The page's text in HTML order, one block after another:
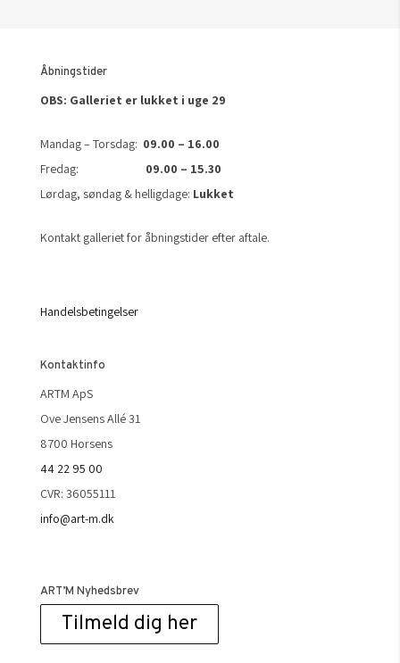
Åbningstider
OBS: Galleriet er lukket i uge 29
Mandag – Torsdag: 09.00 – 16.00
Fredag: 09.00 – 15.30
Lørdag, søndag & helligdage: Lukket
Kontakt galleriet for åbningstider efter aftale.
Handelsbetingelser
Kontaktinfo
ARTM ApS
Ove Jensens Allé 31
8700 Horsens
44 22 95 00
CVR: 36055111
info@art-m.dk
ART’M Nyhedsbrev
Tilmeld dig her